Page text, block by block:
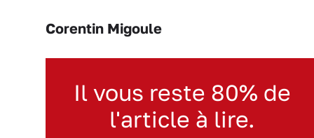
Corentin Migoule
Il vous reste 80% de
l'article à lire.